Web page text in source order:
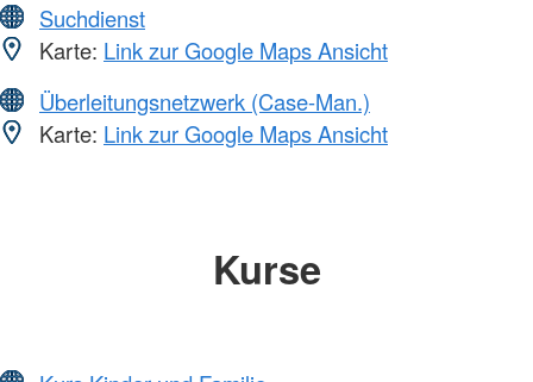
Suchdienst
Karte: Link zur Google Maps Ansicht
Überleitungsnetzwerk (Case-Man.)
Karte: Link zur Google Maps Ansicht
Kurse